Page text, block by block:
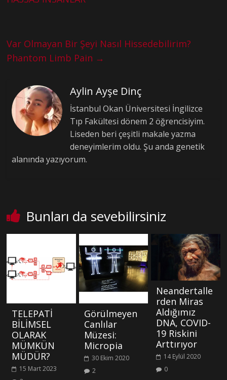
Var Olmayan Bir Şeyi Nasıl Hissedebilirim?
Phantom Limb Pain →
Aylin Ayşe Dinç
İstanbul Okan Üniversitesi İngilizce
Tıp Fakültesi dönem 2 öğrencisiyim.
Liseden beri çeşitli makale yazma
deneyimlerim oldu. Şu anda genetik
alanında yazıyorum.
Bunları da sevebilirsiniz
TELEPATİ
BİLİMSEL
OLARAK
MÜMKÜN
MÜDÜR?
15 Mart 2023
Görülmeyen
Canlılar
Müzesi:
Micropia
30 Ekim 2020
2
Neandertalle
rden Miras
Aldığımız
DNA, COVID-
19 Riskini
Arttırıyor
14 Eylül 2020
0